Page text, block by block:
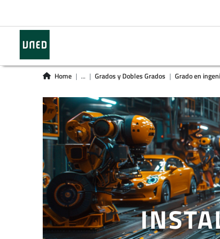
Home ... Grados y Dobles Grados Grado en